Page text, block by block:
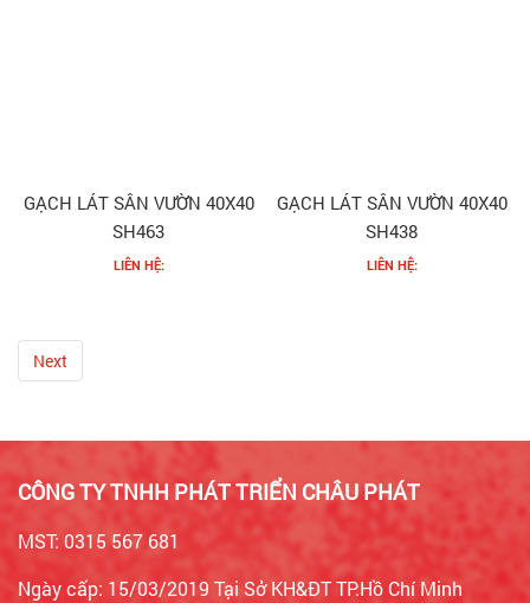
GẠCH LÁT SÂN VƯỜN 40X40
SH463
LIÊN HỆ:
GẠCH LÁT SÂN VƯỜN 40X40
SH438
LIÊN HỆ:
Next
CÔNG TY TNHH PHÁT TRIỂN CHÂU PHÁT
MST: 0315 567 681
Ngày cấp: 15/03/2019 Tại Sở KH&ĐT TP.Hồ Chí Minh